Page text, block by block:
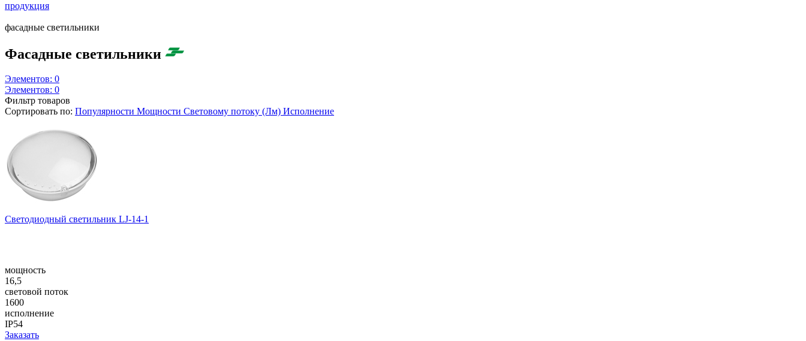
продукция
фасадные светильники
Фасадные светильники
Элементов: 0
Элементов: 0
Фильтр товаров
Сортировать по: Популярности Мощности Световому потоку (Лм) Исполнение
Светодиодный светильник LJ-14-1
мощность
16,5
световой поток
1600
исполнение
IP54
Заказать